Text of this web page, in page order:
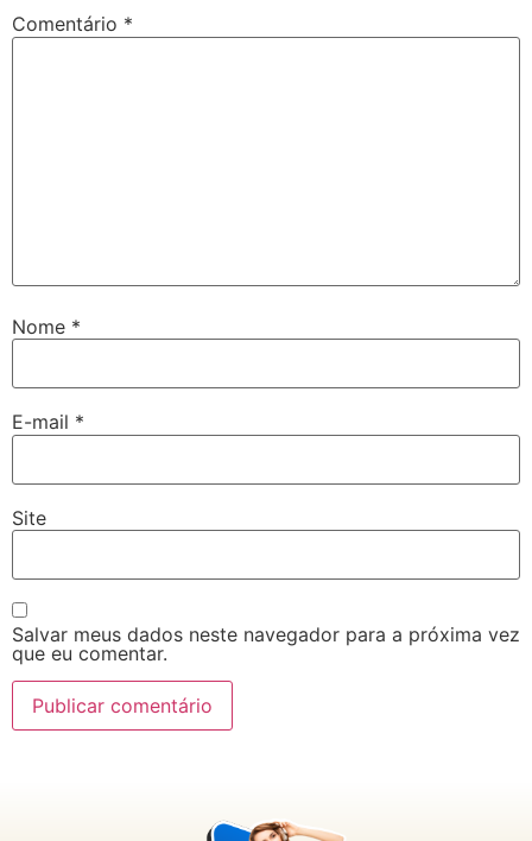
Comentário *
Nome *
E-mail *
Site
Salvar meus dados neste navegador para a próxima vez
que eu comentar.